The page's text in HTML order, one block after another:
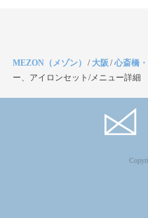
MEZON（メゾン） /大阪 /心斎橋
ー、アイロンセット/メニュー詳細